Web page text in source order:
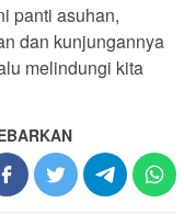
panti asuhan,
dan kunjungannya
melindungi kita